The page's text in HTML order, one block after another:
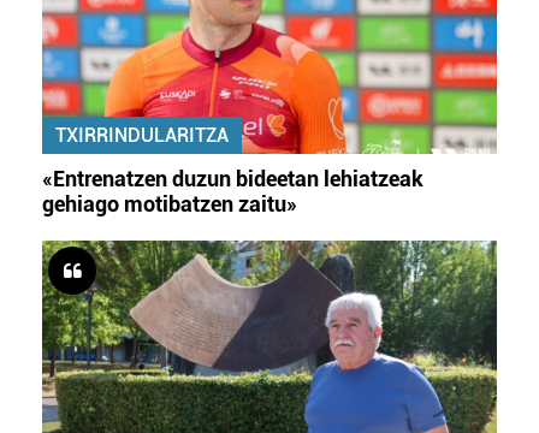
TXIRRINDULARITZA
«Entrenatzen duzun bideetan lehiatzeak
gehiago motibatzen zaitu»